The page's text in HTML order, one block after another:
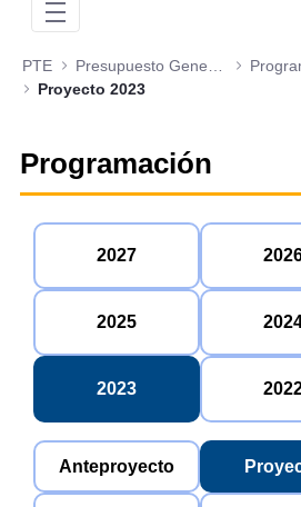
PTE
Proyecto 2023
Programación
2027
2025
2023
Anteproyecto